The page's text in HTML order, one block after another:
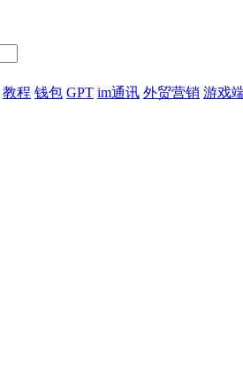
教程 钱包 GPT im通讯 外贸营销 游戏